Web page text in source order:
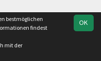
OK
bestmöglichen
findest
mit der